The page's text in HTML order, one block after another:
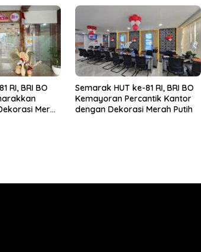
RI, BRI BO
Merah
Semarak HUT ke-81 RI, BRI BO
Kemayoran Percantik Kantor
dengan Dekorasi Merah Putih